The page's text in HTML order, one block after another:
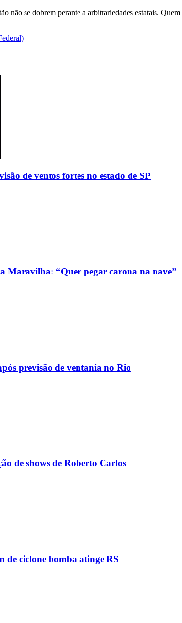
não se dobrem perante a arbitrariedades estatais.
de ventos fortes no estado de SP
Maravilha: “Quer pegar carona na nave”
previsão de ventania no Rio
de shows de Roberto Carlos
de ciclone bomba atinge RS